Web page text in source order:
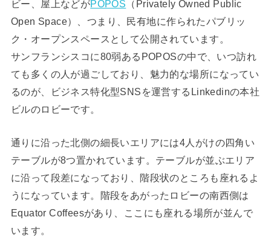
ビー、屋上などがPOPOS （Privately Owned Public
Open Space）、つまり、民有地に作られたパブリッ
ク・オープンスペースとして公開されています。
サンフランシスコに80弱あるPOPOSの中で、いつ訪れ
ても多くの人が過ごしており、魅力的な場所になってい
るのが、ビジネス特化型SNSを運営するLinkedinの本社
ビルのロビーです。
通りに沿った北側の細長いエリアには4人がけの四角い
テーブルが8つ置かれています。テーブルが並ぶエリア
に沿って段差になっており、階段状のところも座れるよ
うになっています。階段をあがったロビーの南西側は
Equator Coffeesがあり、ここにも座れる場所が並んで
います。